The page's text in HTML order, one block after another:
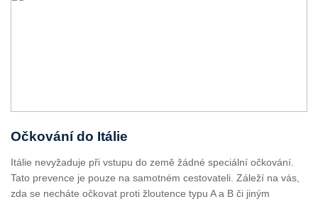
Očkování do Itálie
Itálie nevyžaduje při vstupu do země žádné speciální očkování.
Tato prevence je pouze na samotném cestovateli. Záleží na vás,
zda se necháte očkovat proti žloutence typu A a B či jiným